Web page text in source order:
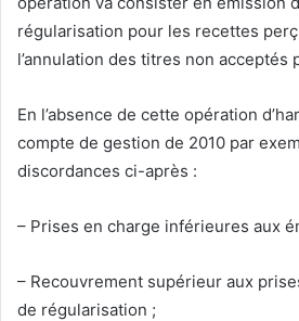
régularisation pour les recettes
l’annulation des titres non acceptés
En l’absence de cette opération
compte de gestion de 2010 par
discordances ci-après :
– Prises en charge inférieures aux
– Recouvrement supérieur aux
de régularisation ;